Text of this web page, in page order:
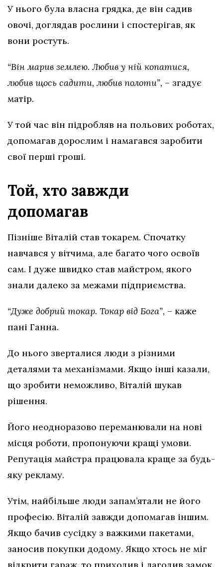
У нього була власна грядка, де він садив
овочі, доглядав рослини і спостерігав, як
вони ростуть.
“Він марив землею. Любив у ній копатися,
любив щось садити, любив полоти”, – згадує
матір.
У той час він підробляв на польових роботах,
допомагав дорослим і намагався заробити
свої перші гроші.
Той, хто завжди
допомагав
Пізніше Віталій став токарем. Спочатку
навчався у вітчима, але багато чого освоїв
сам. І дуже швидко став майстром, якого
знали далеко за межами підприємства.
“Дуже добрий токар. Токар від Бога”, – каже
пані Ганна.
До нього зверталися люди з різними
деталями та механізмами. Якщо інші казали,
що зробити неможливо, Віталій шукав
рішення.
Його неодноразово переманювали на нові
місця роботи, пропонуючи кращі умови.
Репутація майстра працювала краще за будь-
яку рекламу.
Утім, найбільше люди запам’ятали не його
професію. Віталій завжди допомагав іншим.
Якщо бачив сусідку з важкими пакетами,
заносив покупки додому. Якщо хтось не міг
відкрити гараж, то приходив і лагодив замок.